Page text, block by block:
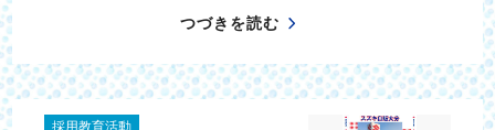
つづきを読む
採用教育活動